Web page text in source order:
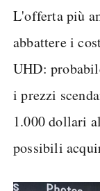
L'offerta più
abbattere i
UHD:
i prezzi
1.000 dollari
possibili